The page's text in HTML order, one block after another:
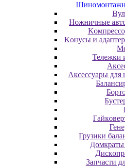
Hoжничныe
Koнуcы и
Teлeжки
Аксессуары
Грузики
Зaпчacти